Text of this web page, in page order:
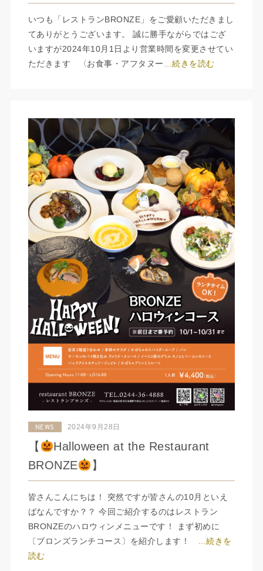
いつも「レストランBRONZE」をご愛顧いただきまし
てありがとうございます。 誠に勝手ながらではござ
いますが2024年10月1日より営業時間を変更させてい
ただきます 〈お食事・アフタヌー
…続きを読む
NEWS 2024年9月28日
【
Halloween at the Restaurant
BRONZE
】
皆さんこんにちは！ 突然ですが皆さんの10月といえ
ばなんですか？？ 今回ご紹介するのはレストラン
BRONZEのハロウィンメニューです！ まず初めに
〔ブロンズランチコース〕を紹介します！ …続きを
読む